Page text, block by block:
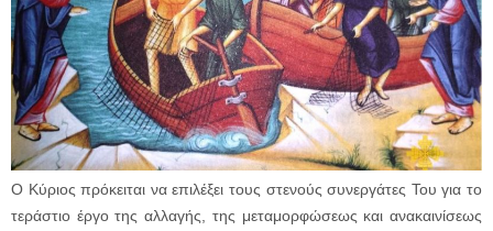
Ο Κύριος πρόκειται να επιλέξει τους στενούς συνεργάτες Του για το
τεράστιο έργο της αλλαγής, της μεταμορφώσεως και ανακαινίσεως